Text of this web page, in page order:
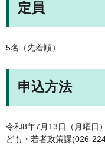
定員
5名（先着順）
申込方法
令和8年7月13日（月曜日
ども・若者政策課(026-